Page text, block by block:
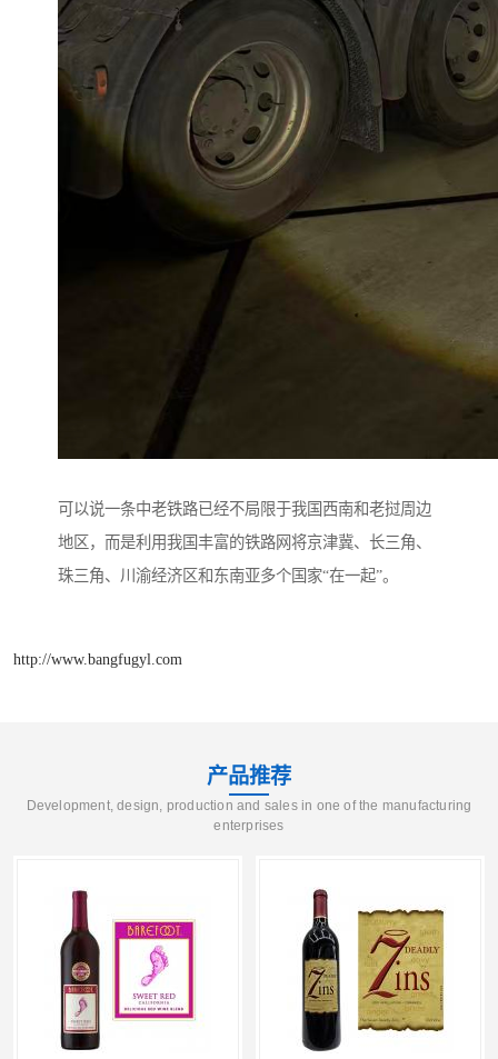
可以说一条中老铁路已经不局限于我国西南和老挝周边
地区，而是利用我国丰富的铁路网将京津冀、长三角、
珠三角、川渝经济区和东南亚多个国家“在一起”。
http://www.bangfugyl.com
产品推荐
Development, design, production and sales in one of the manufacturing
enterprises